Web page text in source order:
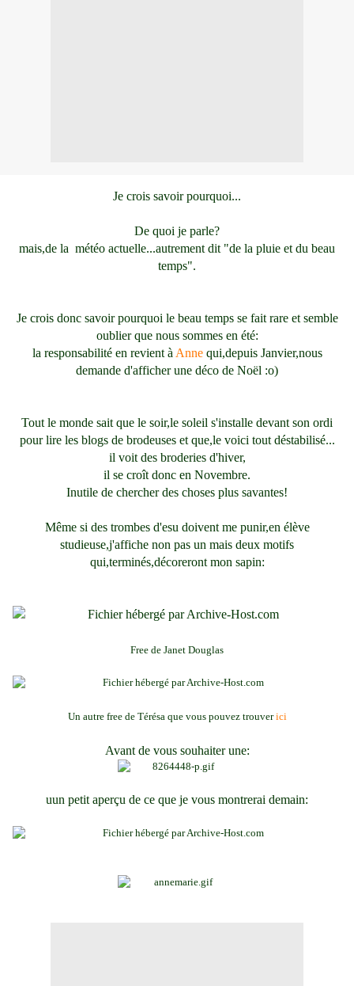
Je crois savoir pourquoi...
De quoi je parle?
mais,de la météo actuelle...autrement dit "de la pluie et du beau
temps".
Je crois donc savoir pourquoi le beau temps se fait rare et semble
oublier que nous sommes en été:
la responsabilité en revient à Annequi,depuis Janvier,nous
demande d'afficher une déco de Noël :o)
Tout le monde sait que le soir,le soleil s'installe devant son ordi
pour lire les blogs de brodeuses et que,le voici tout déstabilisé...
il voit des broderies d'hiver,
il se croît donc en Novembre.
Inutile de chercher des choses plus savantes!
Même si des trombes d'esu doivent me punir,en élève
studieuse,j'affiche non pas un mais deux motifs
qui,terminés,décoreront mon sapin:
Free de Janet Douglas
Un autre free de Térésa que vous pouvez trouverici
Avant de vous souhaiter une:
uun petit aperçu de ce que je vous montrerai demain: